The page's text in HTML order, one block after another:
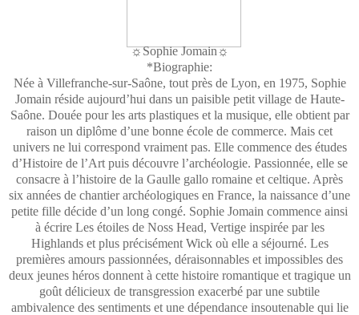
☼Sophie Jomain☼
*Biographie:
Née à Villefranche-sur-Saône, tout près de Lyon, en 1975, Sophie
Jomain réside aujourd’hui dans un paisible petit village de Haute-
Saône. Douée pour les arts plastiques et la musique, elle obtient par
raison un diplôme d’une bonne école de commerce. Mais cet
univers ne lui correspond vraiment pas. Elle commence des études
d’Histoire de l’Art puis découvre l’archéologie. Passionnée, elle se
consacre à l’histoire de la Gaulle gallo romaine et celtique. Après
six années de chantier archéologiques en France, la naissance d’une
petite fille décide d’un long congé. Sophie Jomain commence ainsi
à écrire Les étoiles de Noss Head, Vertige inspirée par les
Highlands et plus précisément Wick où elle a séjourné. Les
premières amours passionnées, déraisonnables et impossibles des
deux jeunes héros donnent à cette histoire romantique et tragique un
goût délicieux de transgression exacerbé par une subtile
ambivalence des sentiments et une dépendance insoutenable qui lie